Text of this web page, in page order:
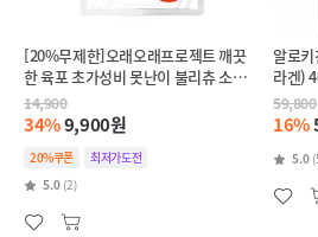
[20%무제한]오래오래프로젝트 깨끗
한 육포 초가성비 못난이 불리츄 소우
신 50g (3~4스틱)
14,900
34%9,900원
20%쿠폰
최저가도전
5.0 (2)
알로
라겐)
59,800
16%
5.0